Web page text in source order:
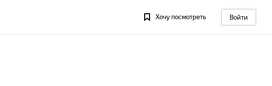
Хочу посмотреть Войти